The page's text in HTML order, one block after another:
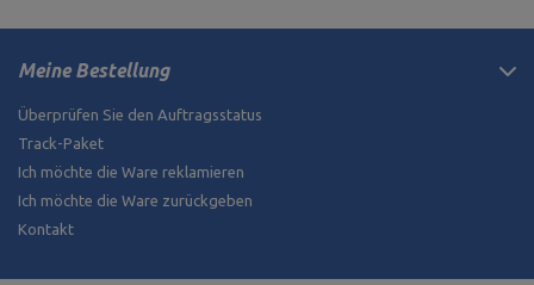
Meine Bestellung
Überprüfen Sie den Auftragsstatus
Track-Paket
Ich möchte die Ware reklamieren
Ich möchte die Ware zurückgeben
Kontakt